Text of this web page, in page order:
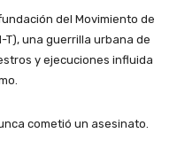
del Movimiento de
T), una guerrilla urbana de
y ejecuciones influida
cometió un asesinato.